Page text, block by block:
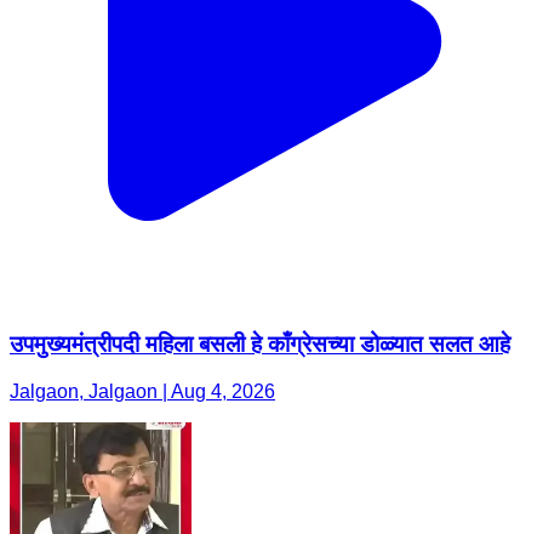
उपमुख्यमंत्रीपदी महिला बसली हे काँग्रेसच्या डोळ्यात सलत आहे
Jalgaon, Jalgaon | Aug 4, 2026